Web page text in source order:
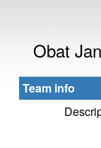
Obat
Team info